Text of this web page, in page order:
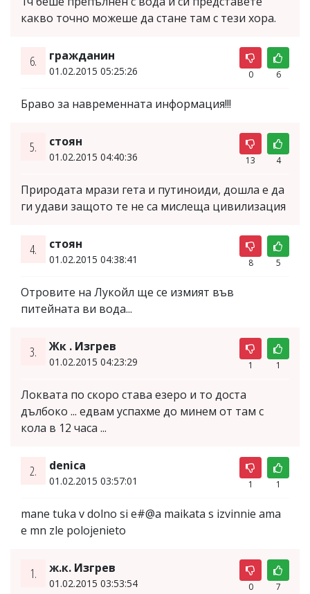
какво точно можеше да стане там с тези хора.
6. гражданин
01.02.2015 05:25:26 0 6
Браво за навременната информация!!!
5. стоян
01.02.2015 04:40:36 13 4
Природата мрази гета и путиноиди, дошла е да
ги удави защото те не са мислеща цивилизация
4. стоян
01.02.2015 04:38:41 8 5
Отровите на Лукойл ще се измият във
питейната ви вода...
3. Жк . Изгрев
01.02.2015 04:23:29 1 1
Локвата по скоро става езеро и то доста
дълбоко ... едвам успахме до минем от там с
кола в 12 часа ...
2. denica
01.02.2015 03:57:01 1 1
mane tuka v dolno si e#@a maikata s izvinnie ama
e mn zle polojenieto
1. ж.к. Изгрев
01.02.2015 03:53:54 0 7